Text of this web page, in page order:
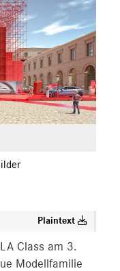
Plaintext
Class am 3.
Modellfamilie